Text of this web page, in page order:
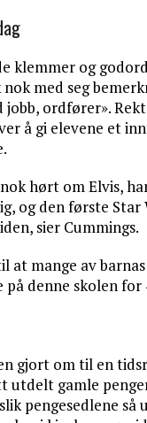
klemmer og
med seg
jobb, ordfører».
å gi elevene et
hørt om Elvis,
og den første Star
sier Cummings.
at mange av
denne skolen for
gjort om til en
utdelt gamle
pengesedlene så